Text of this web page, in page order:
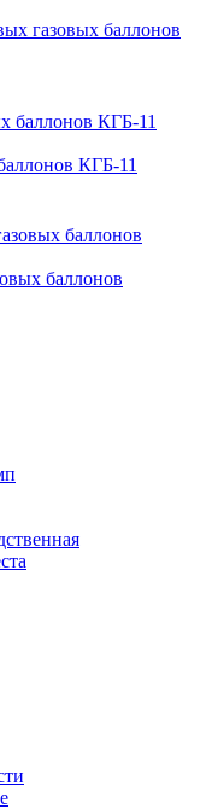
газовых баллонов
КГБ-11
баллонов